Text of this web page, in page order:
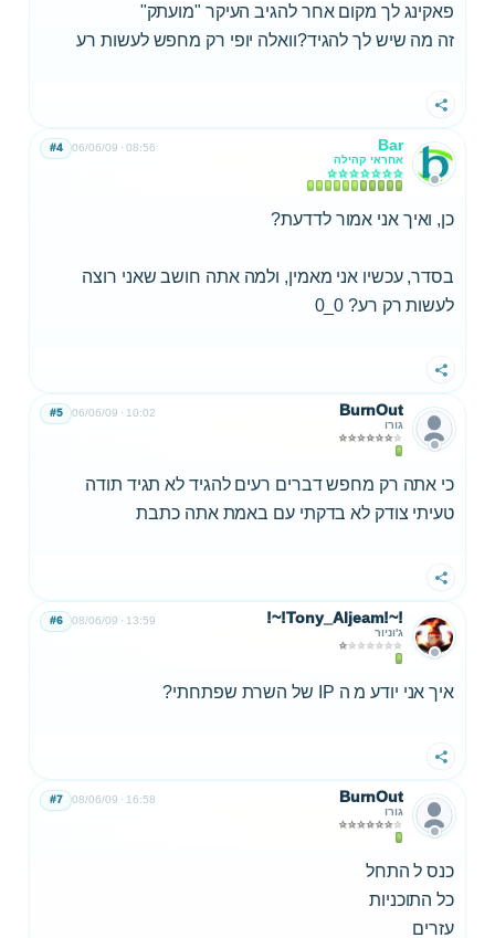
פאקינג לך מקום אחר להגיב העיקר "מועתק"
זה מה שיש לך להגיד?וואלה יופי רק מחפש לעשות רע
שתף
Bar
אחראי קהילה
06/06/09 08:56
#4
כן, ואיך אני אמור לדדעת?
בסדר, עכשיו אני מאמין, ולמה אתה חושב שאני רוצה
לעשות רק רע? 0_0
שתף
BurnOut
גורו
06/06/09 10:02
#5
כי אתה רק מחפש דברים רעים להגיד לא תגיד תודה
טעיתי צודק לא בדקתי עם באמת אתה כתבת
שתף
!~!Tony_Aljeam!~!
ג'וניור
08/06/09 13:59
#6
איך אני יודע מ ה IP של השרת שפתחתי?
שתף
BurnOut
גורו
08/06/09 16:58
#7
כנס ל התחל
כל התוכניות
עזרים